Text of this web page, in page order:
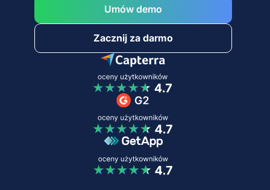
Umów demo
Zacznij za darmo